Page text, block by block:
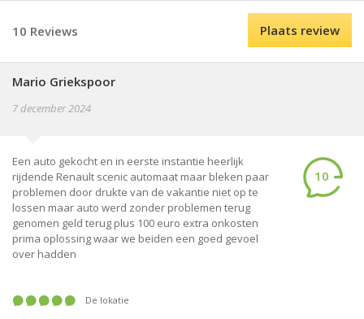
10 Reviews Plaats review
Mario Griekspoor
7 december 2024
Een auto gekocht en in eerste instantie heerlijk
rijdende Renault scenic automaat maar bleken paar
problemen door drukte van de vakantie niet op te
lossen maar auto werd zonder problemen terug
genomen geld terug plus 100 euro extra onkosten
prima oplossing waar we beiden een goed gevoel
over hadden
10
De lokatie